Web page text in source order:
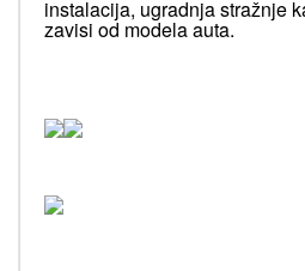
instalacija, ugradnja stražnje
zavisi od modela auta.